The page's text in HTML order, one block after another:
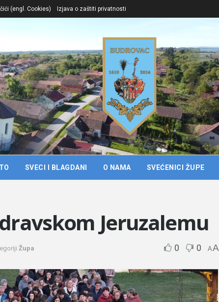
(engl. Cookies) Izjava o zaštiti privatnosti
SVECI I BLAGDANI O NAMA SVEĆENICI ŽUPE
Jeruzalemu
Župa 0 0 AA